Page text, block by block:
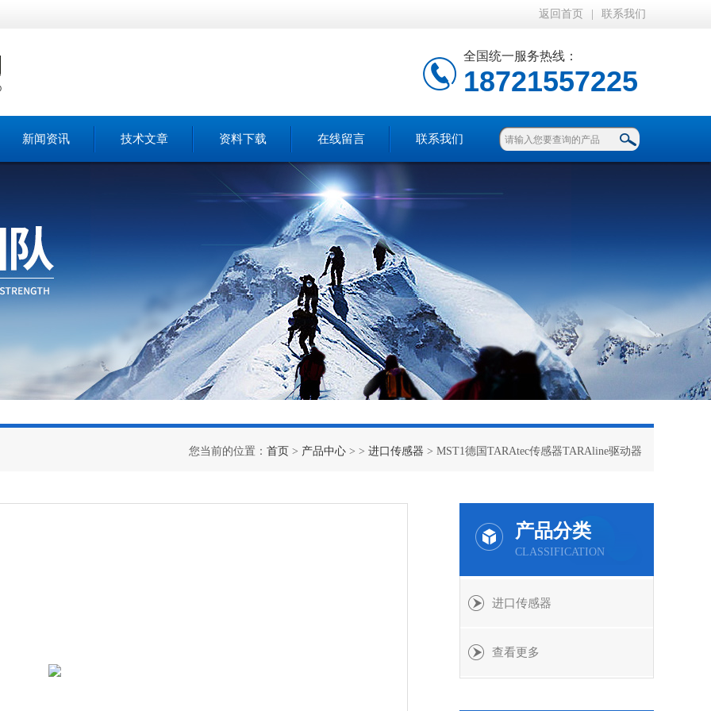
返回首页 联系我们
全国统一服务热线：
18721557225
新闻资讯 技术文章 资料下载 在线留言 联系我们
您当前的位置： 首页 > 产品中心 > > 进口传感器 > MST1德国TARAtec传感器TARAline驱动器
产品分类
CLASSIFICATION
进口传感器
查看更多